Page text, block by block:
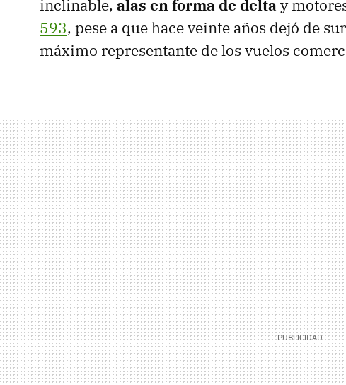
inclinable, alas en forma de delta y
593, pese a que hace veinte años dejó de
máximo representante de los vuelos